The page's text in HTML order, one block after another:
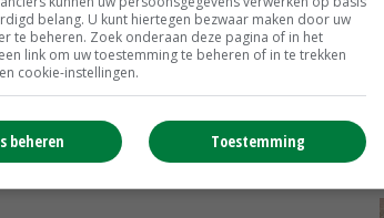
belang. U kunt hiertegen bezwaar maken door uw
te beheren. Zoek onderaan deze pagina of in het
link om uw toestemming te beheren of in te trekken
cookie-instellingen.
Toestemming
beheren